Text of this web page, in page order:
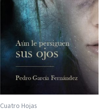
Cuatro Hojas